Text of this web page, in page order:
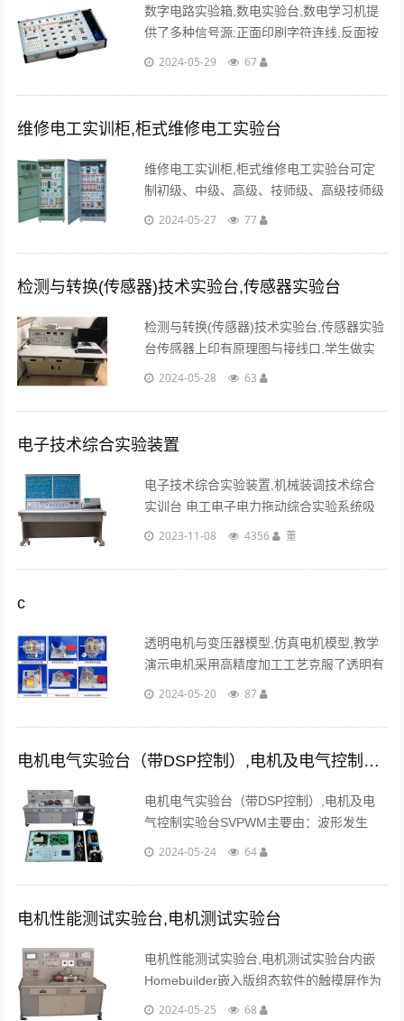
数字电路实验箱,数电实验台,数电学习机提
供了多种信号源;正面印刷字符连线,反面按
装元器件,所有信号源频率计等电路全部由
2024-05-29 67
维修电工实训柜,柜式维修电工实验台
维修电工实训柜,柜式维修电工实验台可定
制初级、中级、高级、技师级、高级技师级
的实训台，装有定时器及误操作报警记录
间。...
2024-05-27 77
检测与转换(传感器)技术实验台,传感器实验台
检测与转换(传感器)技术实验台,传感器实验
台传感器上印有原理图与接线口,学生做实
验时快捷方便,而且老师可以带到课堂上讲
模块上印有转换原理图与接线口。...
2024-05-28 63
电子技术综合实验装置
电子技术综合实验装置,机械装调技术综合
实训台 电工电子电力拖动综合实验系统吸
收了国内国外先进教学仪器的优点，充分考
能上和结构上进行了创新，采用挂箱式结
2023-11-08 4356 董
c
透明电机与变压器模型,仿真电机模型,教学
演示电机采用高精度加工工艺克服了透明有
机玻璃具有热塑性、容易变形及机械强度差
使电机模型透明直观...
2024-05-20 87
电机电气实验台（带DSP控制）,电机及电气控制实验台
电机电气实验台（带DSP控制）,电机及电
气控制实验台SVPWM主要由：波形发生
器，Chark变换，扇区判断，Park变换，桥
成。...
2024-05-24 64
电机性能测试实验台,电机测试实验台
电机性能测试实验台,电机测试实验台内嵌
Homebuilder嵌入版组态软件的触摸屏作为
人机界面，它在系统中作为数据输入、显示
2024-05-25 68